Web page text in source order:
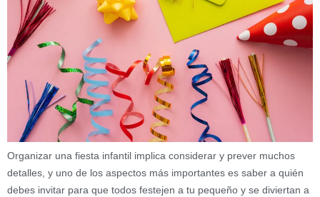
Organizar una fiesta infantil implica considerar y prever muchos
detalles, y uno de los aspectos más importantes es saber a quién
debes invitar para que todos festejen a tu pequeño y se diviertan a